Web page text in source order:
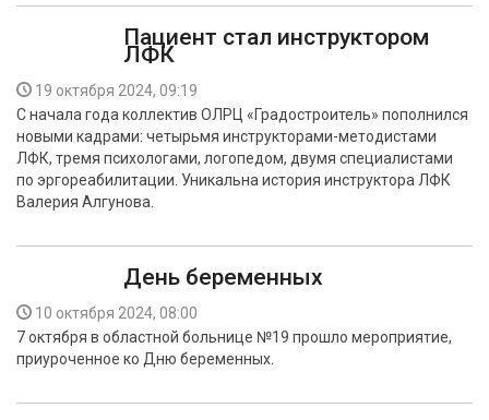
Пациент стал инструктором
ЛФК
19 октября 2024, 09:19
С начала года коллектив ОЛРЦ «Градостроитель» пополнился
новыми кадрами: четырьмя инструкторами-методистами
ЛФК, тремя психологами, логопедом, двумя специалистами
по эргореабилитации. Уникальна история инструктора ЛФК
Валерия Алгунова.
День беременных
10 октября 2024, 08:00
7 октября в областной больнице №19 прошло мероприятие,
приуроченное ко Дню беременных.